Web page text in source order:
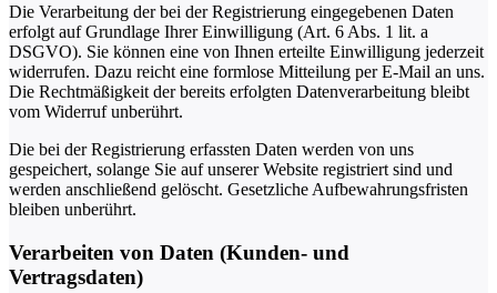
Die Verarbeitung der bei der Registrierung eingegebenen Daten
erfolgt auf Grundlage Ihrer Einwilligung (Art. 6 Abs. 1 lit. a
DSGVO). Sie können eine von Ihnen erteilte Einwilligung jederzeit
widerrufen. Dazu reicht eine formlose Mitteilung per E-Mail an uns.
Die Rechtmäßigkeit der bereits erfolgten Datenverarbeitung bleibt
vom Widerruf unberührt.
Die bei der Registrierung erfassten Daten werden von uns
gespeichert, solange Sie auf unserer Website registriert sind und
werden anschließend gelöscht. Gesetzliche Aufbewahrungsfristen
bleiben unberührt.
Verarbeiten von Daten (Kunden- und
Vertragsdaten)